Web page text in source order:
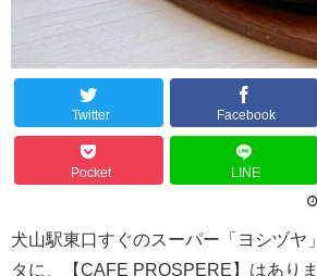
Twitter Facebook
Pocket LINE
犬山駅東口すぐのスーパー「ヨシヅヤ
タに、【CAFE PROSPERE】はありま